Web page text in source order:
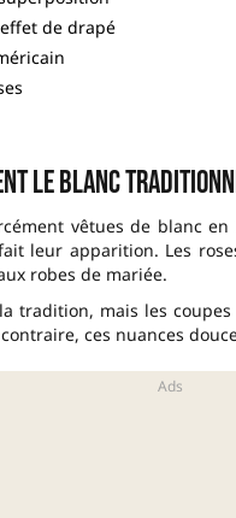
de drapé
le blanc
vêtues de blanc en
leur apparition. Les
robes de mariée.
tradition, mais les
ces nuances